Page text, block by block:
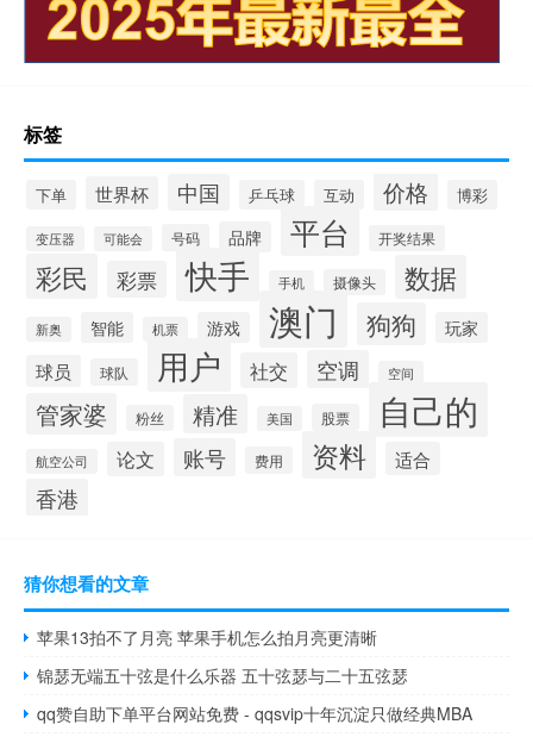
标签
下单 世界杯 中国 乒乓球 互动 价格 博彩
变压器 可能会 号码 品牌 平台 开奖结果
彩民 彩票 快手 手机 摄像头 数据
新奥 智能 机票 游戏 澳门 狗狗 玩家
球员 球队 用户 社交 空调 空间
管家婆 粉丝 精准 美国 股票 自己的
航空公司 论文 账号 费用 资料 适合
香港
猜你想看的文章
苹果13拍不了月亮 苹果手机怎么拍月亮更清晰
锦瑟无端五十弦是什么乐器 五十弦瑟与二十五弦瑟
qq赞自助下单平台网站免费 - qqsvip十年沉淀只做经典MBA